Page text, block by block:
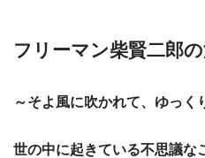
フリーマン柴賢二郎
～そよ風に吹かれて、ゆっく
世の中に起きている不思議な